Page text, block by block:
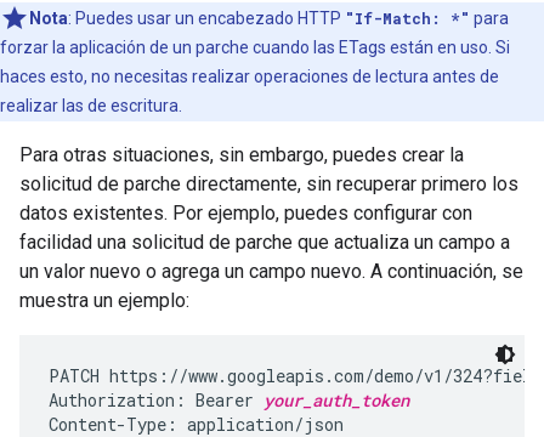
Nota: Puedes usar un encabezado HTTP "If-Match: *" para
forzar la aplicación de un parche cuando las ETags están en uso. Si
haces esto, no necesitas realizar operaciones de lectura antes de
realizar las de escritura.
Para otras situaciones, sin embargo, puedes crear la
solicitud de parche directamente, sin recuperar primero los
datos existentes. Por ejemplo, puedes configurar con
facilidad una solicitud de parche que actualiza un campo a
un valor nuevo o agrega un campo nuevo. A continuación, se
muestra un ejemplo:
PATCH https://www.googleapis.com/demo/v1/
Authorization: Bearer your_auth_token
Content-Type: application/json